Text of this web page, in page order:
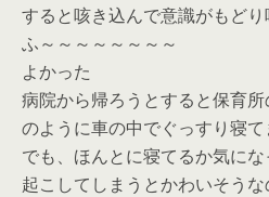
すると咳き込んで意識がもど
ふ～～～～～～～～
よかった
病院から帰ろうとすると保育
のように車の中でぐっすり寝て
でも、ほんとに寝てるか気に
起こしてしまうとかわいそう